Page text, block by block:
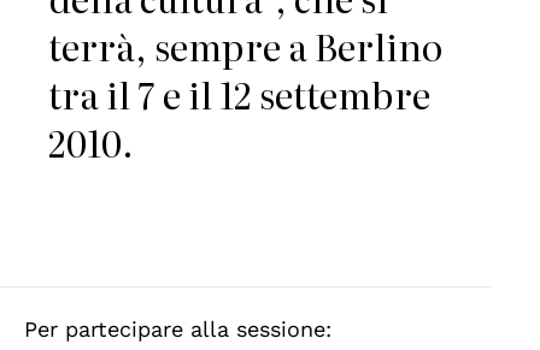
terrà, sempre a Berlino
tra il 7 e il 12 settembre
2010.
Per partecipare alla sessione: